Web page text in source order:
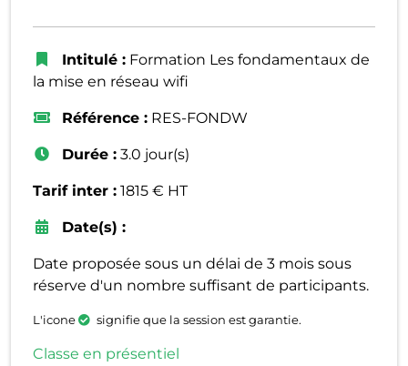
Intitulé : Formation Les fondamentaux de
la mise en réseau wifi
Référence : RES-FONDW
Durée : 3.0 jour(s)
Tarif inter : 1815 € HT
Date(s) :
Date proposée sous un délai de 3 mois sous
réserve d'un nombre suffisant de participants.
L'icone signifie que la session est garantie.
Classe en présentiel